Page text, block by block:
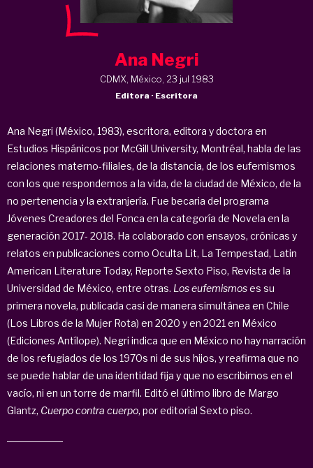
Ana Negri
CDMX, México, 23 jul 1983
Editora · Escritora
Ana Negri (México, 1983), escritora, editora y doctora en
Estudios Hispánicos por McGill University, Montréal, habla de las
relaciones materno-filiales, de la distancia, de los eufemismos
con los que respondemos a la vida, de la ciudad de México, de la
no pertenencia y la extranjería. Fue becaria del programa
Jóvenes Creadores del Fonca en la categoría de Novela en la
generación 2017- 2018. Ha colaborado con ensayos, crónicas y
relatos en publicaciones como Oculta Lit, La Tempestad, Latin
American Literature Today, Reporte Sexto Piso, Revista de la
Universidad de México, entre otras. Los eufemismoses su
primera novela, publicada casi de manera simultánea en Chile
(Los Libros de la Mujer Rota) en 2020 y en 2021 en México
(Ediciones Antílope). Negri indica que en México no hay narración
de los refugiados de los 1970s ni de sus hijos, y reafirma que no
se puede hablar de una identidad fija y que no escribimos en el
vacío, ni en un torre de marfil. Editó el último libro de Margo
Glantz, Cuerpo contra cuerpo, por editorial Sexto piso.